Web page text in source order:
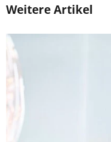
Weitere Artikel